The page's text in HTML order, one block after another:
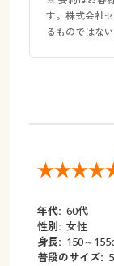
す。株式会社
るものではな
年代: 60代
性別: 女性
身長: 150～
普段のサイズ: